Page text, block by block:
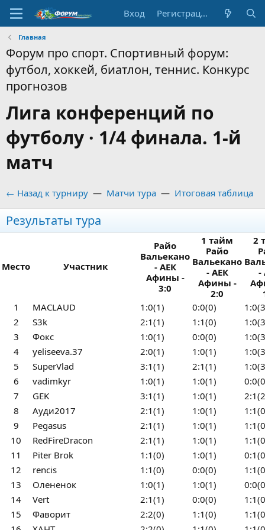
Вход Регистрация
Главная
Форум про спорт. Спортивный форум:
футбол, хоккей, биатлон, теннис. Конкурс
прогнозов
Лига конференций по
футболу · 1/4 финала. 1-й
матч
← Назад к турниру — Матчи тура — Итоговая таблица
Результаты тура
Место Участник
Райо
Вальекано
- АЕК
Афины -
3:0
1 тайм
Райо
Вальекано
- АЕК
Афины -
2:0
2
-
1
MACLAUD 1:0(1) 0:0(0)
2
S3k 2:1(1) 1:1(0)
3
Фокс 1:0(1) 0:0(0)
4
yeliseeva.37 2:0(1) 1:0(1)
5
SuperVlad 3:1(1) 2:1(1)
6
vadimkyr 1:0(1) 1:0(1)
7
GEK 3:1(1) 1:0(1)
8
Ауди2017 2:1(1) 1:0(1)
9
Pegasus 2:1(1) 1:0(1)
10
RedFireDracon 2:1(1) 1:0(1)
11
Piter Brok 1:1(0) 1:0(1)
12
rencis 1:1(0) 0:0(0)
13
Олененок 1:0(1) 1:0(1)
14
Vert 2:1(1) 0:0(0)
15
Фаворит 2:2(0) 1:1(0)